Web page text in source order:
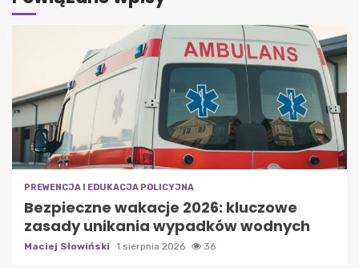
PREWENCJA I EDUKACJA POLICYJNA
Bezpieczne wakacje 2026: kluczowe
zasady unikania wypadków wodnych
Maciej Słowiński 1 sierpnia 2026 36